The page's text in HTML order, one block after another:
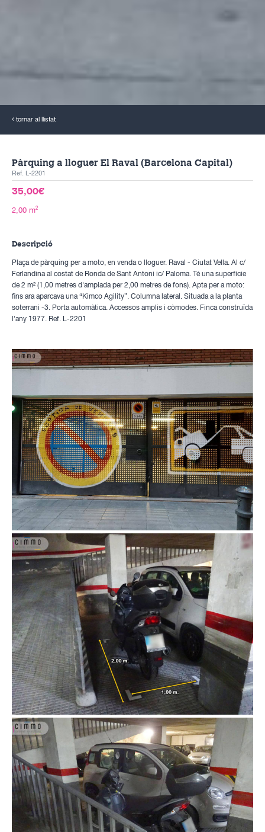
tornar al llistat
Pàrquing a lloguer El Raval (Barcelona Capital)
Ref. L-2201
35,00€
2,00 m2
Descripció
Plaça de pàrquing per a moto, en venda o lloguer. Raval - Ciutat Vella. Al c/
Ferlandina al costat de Ronda de Sant Antoni ic/ Paloma. Té una superfície
de 2 m² (1,00 metres d'amplada per 2,00 metres de fons). Apta per a moto:
fins ara aparcava una “Kimco Agility”. Columna lateral. Situada a la planta
soterrani -3. Porta automàtica. Accessos amplis i còmodes. Finca construïda
l'any 1977. Ref. L-2201